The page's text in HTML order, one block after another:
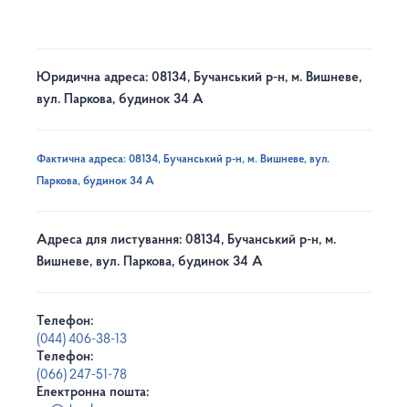
Юридична адреса: 08134, Бучанський р-н, м. Вишневе,
вул. Паркова, будинок 34 А
Фактична адреса: 08134, Бучанський р-н, м. Вишневе, вул.
Паркова, будинок 34 А
Адреса для листування: 08134, Бучанський р-н, м.
Вишневе, вул. Паркова, будинок 34 А
Телефон:
(044) 406-38-13
Телефон:
(066) 247-51-78
Електронна пошта: